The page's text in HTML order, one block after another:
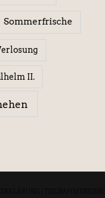
Sommerfrische
II.